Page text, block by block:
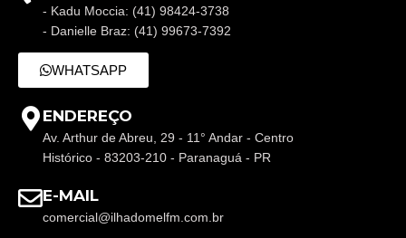
- Kadu Moccia: (41) 98424-3738
- Danielle Braz: (41) 99673-7392
WHATSAPP
ENDEREÇO
Av. Arthur de Abreu, 29 - 11° Andar - Centro
Histórico - 83203-210 - Paranaguá - PR
E-MAIL
comercial@ilhadomelfm.com.br